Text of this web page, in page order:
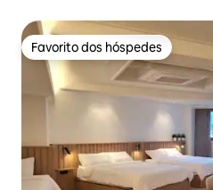
Casa de banho privativa
Favorito dos hóspedes
Favorito dos hóspedes